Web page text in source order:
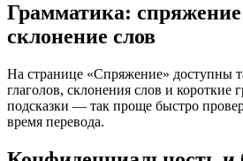
Грамматика: спряжение
склонение слов
На странице «Спряжение» доступны
глаголов, склонения слов и короткие
подсказки — так проще быстро
время перевода.